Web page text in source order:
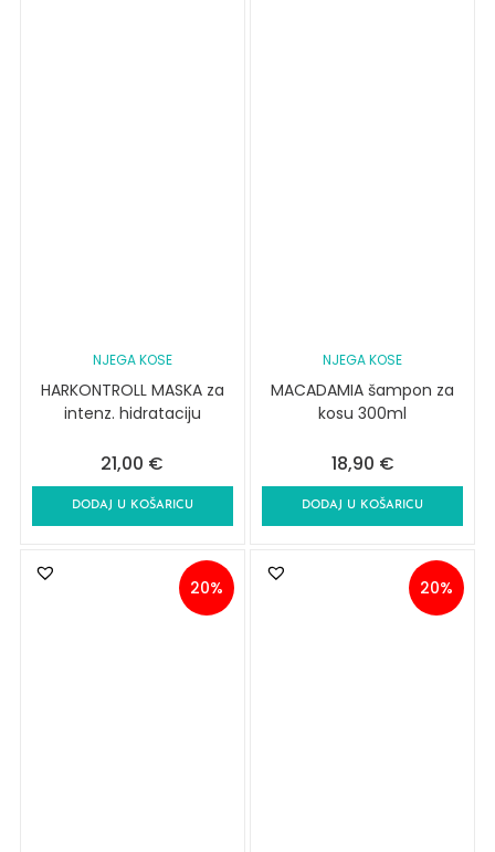
NJEGA KOSE
HARKONTROLL MASKA za
intenz. hidrataciju
21,00 €
DODAJ U KOŠARICU
NJEGA KOSE
MACADAMIA šampon za
kosu 300ml
18,90 €
DODAJ U KOŠARICU
20% 20%